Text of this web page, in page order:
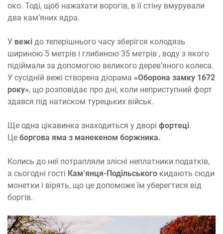
око. Тоді, щоб нажахати ворогів, в її стіну вмурували
два кам’яних ядра.
У вежі до теперішнього часу зберігся колодязь
шириною 5 метрів і глибиною 35 метрів , воду з якого
підіймали за допомогою великого дерев’яного колеса.
У сусідній вежі створена діорама «Оборона замку 1672
року», що розповідає про дні, коли неприступний форт
здався під натиском турецьких військ.
Ще одна цікавинка знаходиться у дворі фортеці.
Це боргова яма з манекеном боржника.
Колись до неї потрапляли злісні неплатники податків,
а сьогодні гості Кам’янця-Подільського кидають сюди
монетки і вірять, що це допоможе їм уберегтися від
боргів.